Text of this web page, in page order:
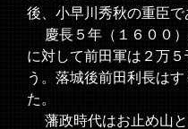
後、小早川秀秋の重臣
慶長５年（１６００）
に対して前田軍は２万
う。落城後前田利長は
た。
藩政時代はお止め山と